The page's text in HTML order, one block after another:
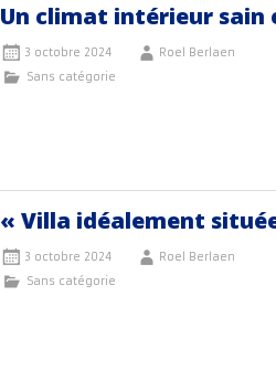
Un climat intérieur sain
3 octobre 2024
Roel Berlaen
Sans catégorie
« Villa idéalement
3 octobre 2024
Roel Berlaen
Sans catégorie